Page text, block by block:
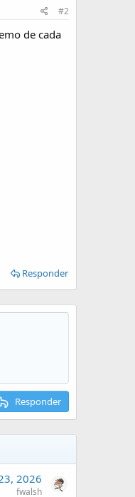
#2
de cada
Responder
Responder
2026
fwalsh